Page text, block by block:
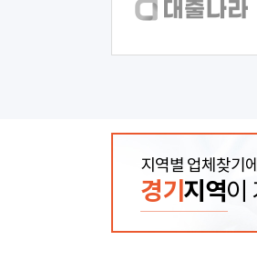
지역별 업체찾기
경기 지역이